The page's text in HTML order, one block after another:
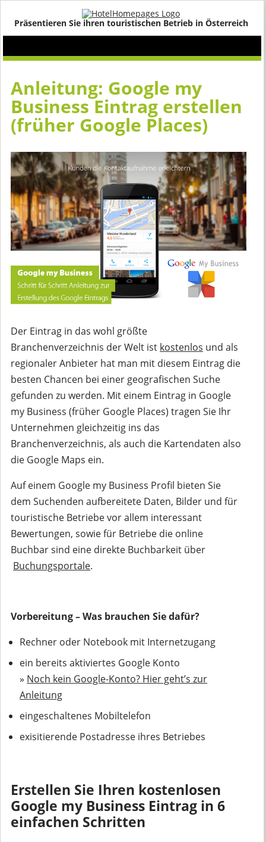
Präsentieren Sie ihren touristischen Betrieb in Österreich
Anleitung: Google my
Business Eintrag erstellen
(früher Google Places)
Der Eintrag in das wohl größte
Branchenverzeichnis der Welt ist kostenlos und als
regionaler Anbieter hat man mit diesem Eintrag die
besten Chancen bei einer geografischen Suche
gefunden zu werden. Mit einem Eintrag in Google
my Business (früher Google Places) tragen Sie Ihr
Unternehmen gleichzeitig ins das
Branchenverzeichnis, als auch die Kartendaten also
die Google Maps ein.
Auf einem Google my Business Profil bieten Sie
dem Suchenden aufbereitete Daten, Bilder und für
touristische Betriebe vor allem interessant
Bewertungen, sowie für Betriebe die online
Buchbar sind eine direkte Buchbarkeit über
Buchungsportale.
Vorbereitung – Was brauchen Sie dafür?
Rechner oder Notebook mit Internetzugang
ein bereits aktiviertes Google Konto
» Noch kein Google-Konto? Hier geht’s zur
Anleitung
eingeschaltenes Mobiltelefon
exisitierende Postadresse ihres Betriebes
Erstellen Sie Ihren kostenlosen
Google my Business Eintrag in 6
einfachen Schritten